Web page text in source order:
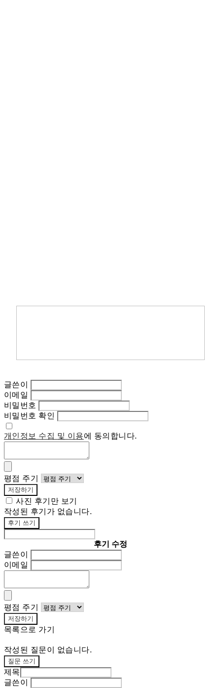
글쓴이
이메일
비밀번호
비밀번호 확인
개인정보 수집 및 이용에 동의합니다.
평점 주기
저장하기
사진 후기만 보기
작성된 후기가 없습니다.
후기 쓰기
후기 수정
글쓴이
이메일
평점 주기
저장하기
목록으로 가기
작성된 질문이 없습니다.
질문 쓰기
제목
글쓴이